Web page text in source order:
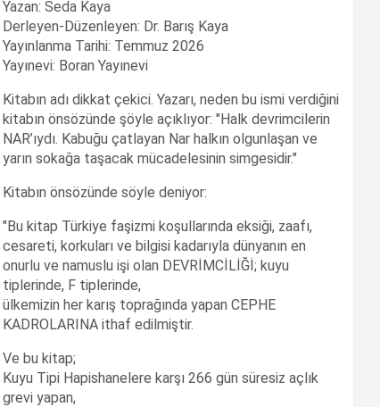
Yazan: Seda Kaya
Derleyen-Düzenleyen: Dr. Barış Kaya
Yayınlanma Tarihi: Temmuz 2026
Yayınevi: Boran Yayınevi
Kitabın adı dikkat çekici. Yazarı, neden bu ismi verdiğini
kitabın önsözünde şöyle açıklıyor: "Halk devrimcilerin
NAR’ıydı. Kabuğu çatlayan Nar halkın olgunlaşan ve
yarın sokağa taşacak mücadelesinin simgesidir."
Kitabın önsözünde söyle deniyor:
"Bu kitap Türkiye faşizmi koşullarında eksiği, zaafı,
cesareti, korkuları ve bilgisi kadarıyla dünyanın en
onurlu ve namuslu işi olan DEVRİMCİLİĞİ; kuyu
tiplerinde, F tiplerinde,
ülkemizin her karış toprağında yapan CEPHE
KADROLARINA ithaf edilmiştir.
Ve bu kitap;
Kuyu Tipi Hapishanelere karşı 266 gün süresiz açlık
grevi yapan,